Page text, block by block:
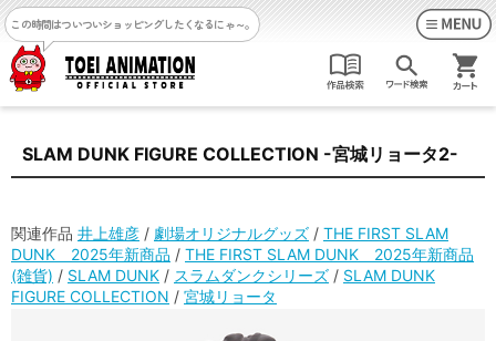
この時間はついついショッピングしたくなるにゃ～。
SLAM DUNK FIGURE COLLECTION -宮城リョータ2-
関連作品 井上雄彦 / 劇場オリジナルグッズ / THE FIRST SLAM
DUNK 2025年新商品 / THE FIRST SLAM DUNK 2025年新商品
(雑貨) / SLAM DUNK / スラムダンクシリーズ / SLAM DUNK
FIGURE COLLECTION / 宮城リョータ